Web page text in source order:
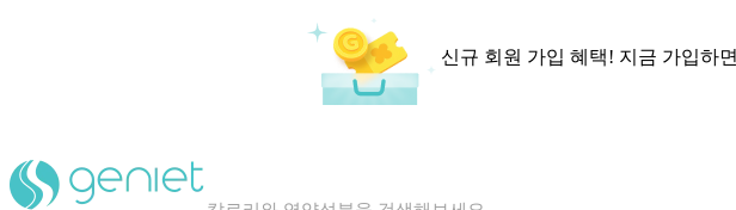
신규 회원 가입 혜택! 지금 가입하면